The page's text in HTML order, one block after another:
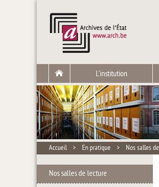
L'institution
Accueil > En pratique > Nos salles
Nos salles de lecture